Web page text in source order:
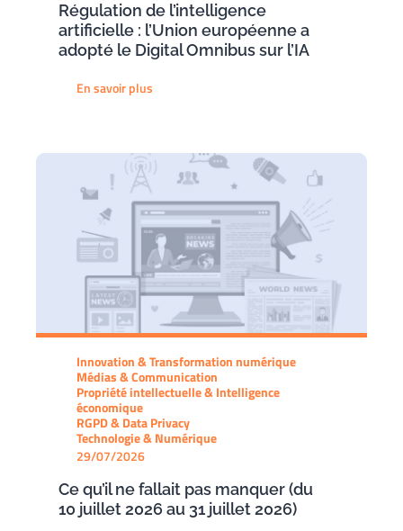
Régulation de l’intelligence
artificielle : l’Union européenne a
adopté le Digital Omnibus sur l’IA
En savoir plus
Innovation & Transformation numérique
Médias & Communication
Propriété intellectuelle & Intelligence
économique
RGPD & Data Privacy
Technologie & Numérique
29/07/2026
Ce qu’il ne fallait pas manquer (du
10 juillet 2026 au 31 juillet 2026)